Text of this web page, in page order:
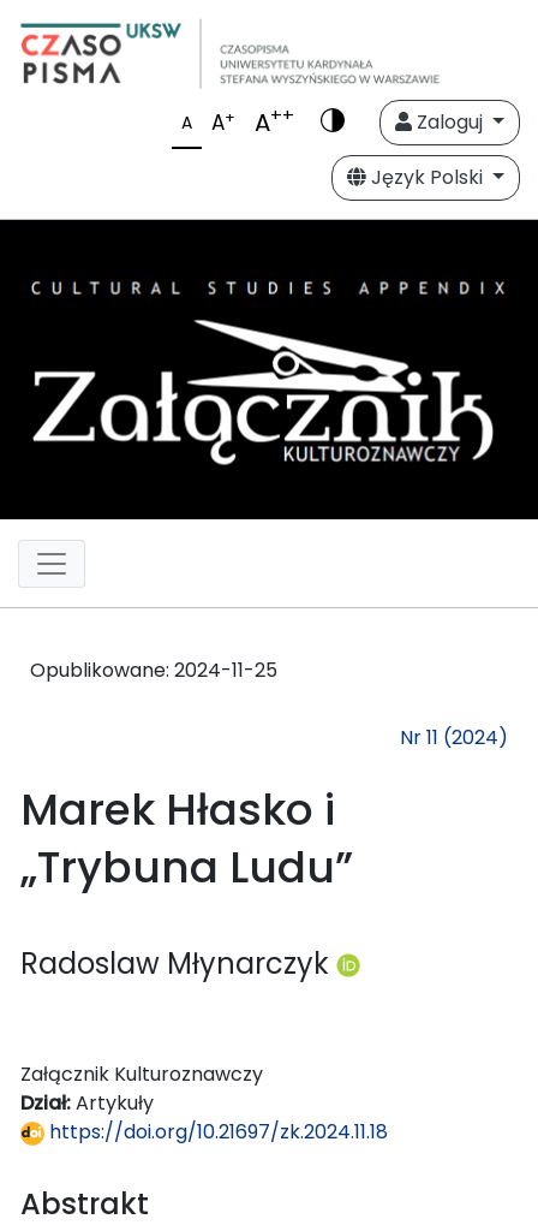
A A+ A++
Zaloguj
Język Polski
Opublikowane: 2024-11-25
Nr 11 (2024)
Marek Hłasko i
„Trybuna Ludu”
Radoslaw Młynarczyk
Załącznik Kulturoznawczy
Dział:Artykuły
https://doi.org/10.21697/zk.2024.11.18
Abstrakt